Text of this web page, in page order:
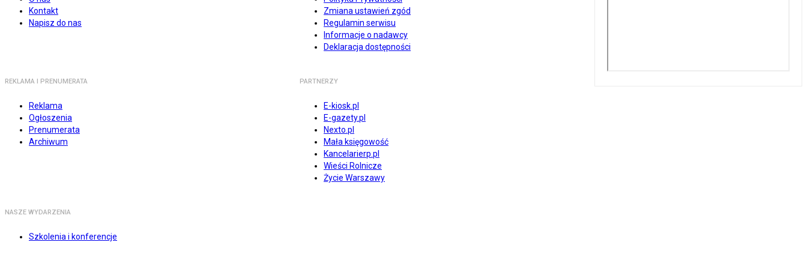
Kontakt
Napisz do nas
Zmiana ustawień zgód
Regulamin serwisu
Informacje o nadawcy
Deklaracja dostępności
REKLAMA I PRENUMERATA
Reklama
Ogłoszenia
Prenumerata
Archiwum
PARTNERZY
E-kiosk.pl
E-gazety.pl
Nexto.pl
Mała księgowość
Kancelarierp.pl
Wieści Rolnicze
Życie Warszawy
NASZE WYDARZENIA
Szkolenia i konferencje